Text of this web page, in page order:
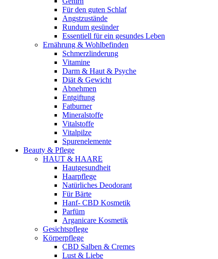
Für den guten Schlaf
Angstzustände
Rundum gesünder
Essentiell für ein gesundes Leben
Ernährung & Wohlbefinden
Schmerzlinderung
Vitamine
Darm & Haut & Psyche
Diät & Gewicht
Abnehmen
Entgiftung
Fatburner
Mineralstoffe
Vitalstoffe
Vitalpilze
Spurenelemente
Beauty & Pflege
HAUT & HAARE
Hautgesundheit
Haarpflege
Natürliches Deodorant
Für Bärte
Hanf- CBD Kosmetik
Parfüm
Arganicare Kosmetik
Gesichtspflege
Körperpflege
CBD Salben & Cremes
Lust & Liebe